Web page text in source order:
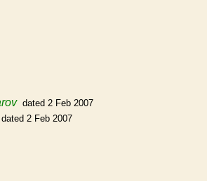
dated 2 Feb 2007
dated 2 Feb 2007